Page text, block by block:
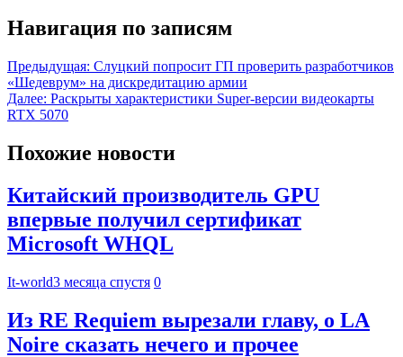
Навигация по записям
Предыдущая: Слуцкий попросит ГП проверить разработчиков
«Шедеврум» на дискредитацию армии
Далее: Раскрыты характеристики Super-версии видеокарты
RTX 5070
Похожие новости
Китайский производитель GPU
впервые получил сертификат
Microsoft WHQL
It-world3 месяца спустя 0
Из RE Requiem вырезали главу, о LA
Noire сказать нечего и прочее